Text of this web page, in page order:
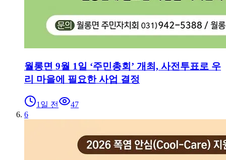
월롱면 9월 1일 ‘주민총회’ 개최, 사전투표로 우
리 마을에 필요한 사업 결정
1일 전
47
6